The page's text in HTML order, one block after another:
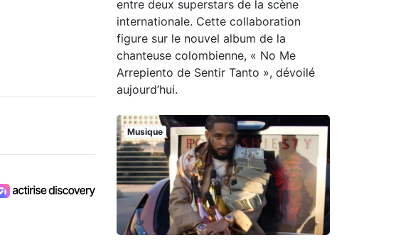
entre deux superstars de la scène
internationale. Cette collaboration
figure sur le nouvel album de la
chanteuse colombienne, « No Me
Arrepiento de Sentir Tanto », dévoilé
aujourd’hui.
Musique